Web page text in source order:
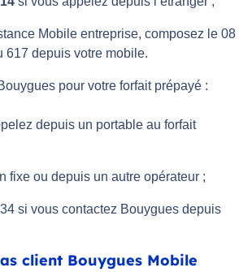
Mobile entreprise, composez le 08
617 depuis votre mobile.
pour votre forfait prépayé :
depuis un portable au forfait
fixe ou depuis un autre opérateur ;
si vous contactez Bouygues depuis
client Bouygues Mobile